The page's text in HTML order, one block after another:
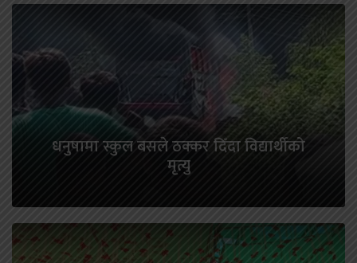
धनुषामा स्कुल बसले ठक्कर दिँदा विद्यार्थीको
मृत्यु